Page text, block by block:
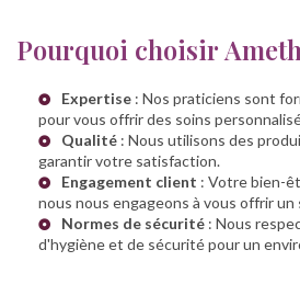
Pourquoi choisir
Expertise : Nos praticiens sont
pour vous offrir des soins
Qualité : Nous utilisons des
garantir votre satisfaction.
Engagement client : Votre bien-
nous nous engageons à vous offrir
Normes de sécurité : Nous
d'hygiène et de sécurité pour un